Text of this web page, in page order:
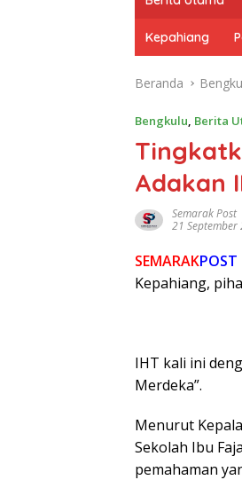
Kepahiang
Beranda
Bengkulu, Berita
Adakan
Semarak Post
21 September
SEMARAKPOST
Kepahiang,
IHT kali ini
Merdeka”.
Menurut
Sekolah Ibu
pemahaman